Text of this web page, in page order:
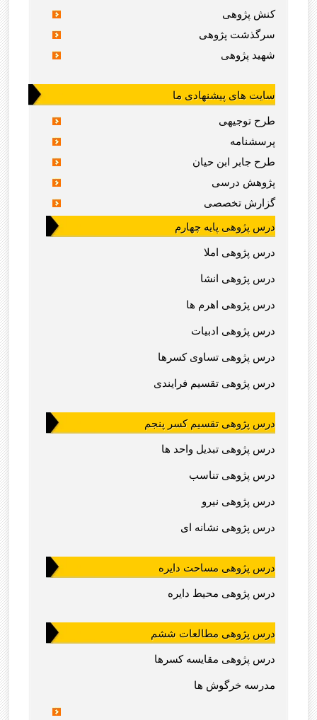
کنش پژوهی
سرگذشت پژوهی
شهید پژوهی
سایت های پیشنهادی ما
طرح توجیهی
پرسشنامه
طرح جابر ابن حیان
پژوهش درسی
گزارش تخصصی
درس پژوهی پایه چهارم
درس پژوهی املا
درس پژوهی انشا
درس پژوهی اهرم ها
درس پژوهی ادبیات
درس پژوهی تساوی کسرها
درس پژوهی تقسیم فرایندی
درس پژوهی تقسیم کسر پنجم
درس پژوهی تبدیل واحد ها
درس پژوهی تناسب
درس پژوهی نیرو
درس پژوهی نشانه ای
درس پژوهی مساحت دایره
درس پژوهی محیط دایره
درس پژوهی مطالعات ششم
درس پژوهی مقایسه کسرها
مدرسه خرگوش ها